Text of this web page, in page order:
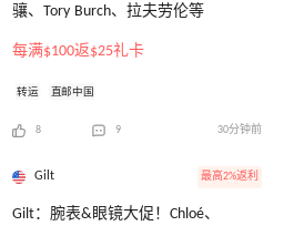
骧、Tory Burch、拉夫劳伦等
每满$100返$25礼卡
转运 直邮中国
8 9 30分钟前
Gilt 最高2%返利
Gilt：腕表&眼镜大促！Chloé、